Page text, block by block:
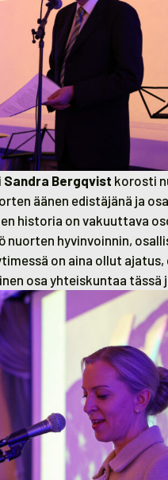
Sandra Bergqvist korosti
äänen edistäjänä ja
historia on vakuuttava
hyvinvoinnin,
on aina ollut
osa yhteiskuntaa tässä
Bergqvist